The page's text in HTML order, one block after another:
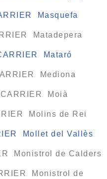
Masquefa
Matadepera
Mataró
Mediona
Moià
Molins de Rei
Mollet del Vallès
Monistrol de Calders
Monistrol de